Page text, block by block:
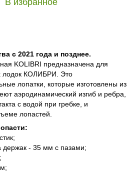
с 2021 года и позднее.
KOLIBRI предназначена для
лодок КОЛИБРИ. Это
лопатки, которые изготовлены из
аэродинамический изгиб и ребра,
с водой при гребке, и
лопастей.
держак - 35 мм с пазами;